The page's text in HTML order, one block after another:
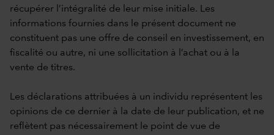
récupérer l’intégralité de leur mise initiale. Les
informations fournies dans le présent document ne
constituent pas une offre de conseil en investissement, en
fiscalité ou autre, ni une sollicitation à l’achat ou à la
vente de titres.
Les déclarations attribuées à un individu représentent les
opinions de ce dernier à la date de leur publication, et ne
reflètent pas nécessairement le point de vue de